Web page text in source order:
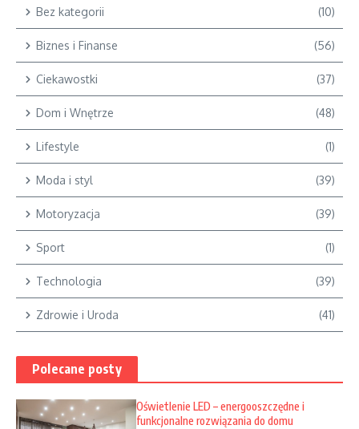
Bez kategorii (10)
Biznes i Finanse (56)
Ciekawostki (37)
Dom i Wnętrze (48)
Lifestyle (1)
Moda i styl (39)
Motoryzacja (39)
Sport (1)
Technologia (39)
Zdrowie i Uroda (41)
Polecane posty
Oświetlenie LED – energooszczędne i
funkcjonalne rozwiązania do domu